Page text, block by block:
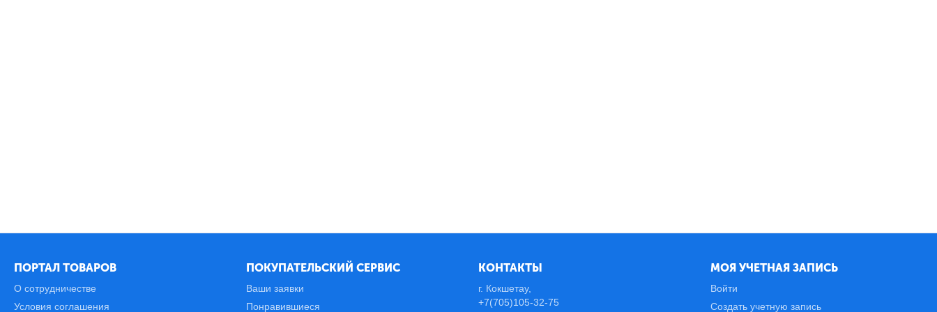
ПОРТАЛ ТОВАРОВ
О сотрудничестве
Условия соглашения
ПОКУПАТЕЛЬСКИЙ СЕРВИС
Ваши заявки
Понравившиеся
КОНТАКТЫ
г. Кокшетау,
+7(705)105-32-75
МОЯ УЧЕТНАЯ ЗАПИСЬ
Войти
Создать учетную запись